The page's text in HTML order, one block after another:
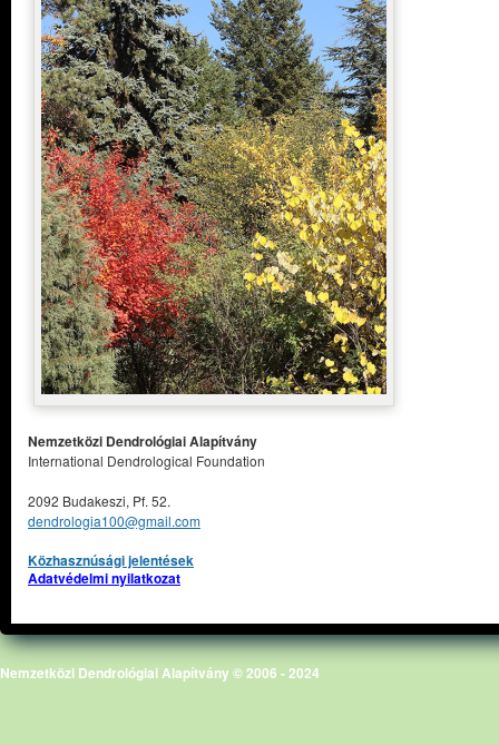
Nemzetközi Dendrológiai Alapítvány
International Dendrological Foundation
2092 Budakeszi, Pf. 52.
dendrologia100@gmail.com
Közhasznúsági jelentések
Adatvédelmi nyilatkozat
Nemzetközi Dendrológiai Alapítvány © 2006 - 2024